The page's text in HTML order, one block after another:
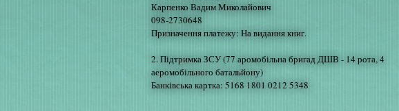
Карпенко Вадим Миколайович
098-2730648
Призначення платежу: На видання книг.
2. Підтримка ЗСУ (77 аромобільна бригад ДШВ - 14 рота, 4
аеромобільного батальйону)
Банківська картка: 5168 1801 0212 5348